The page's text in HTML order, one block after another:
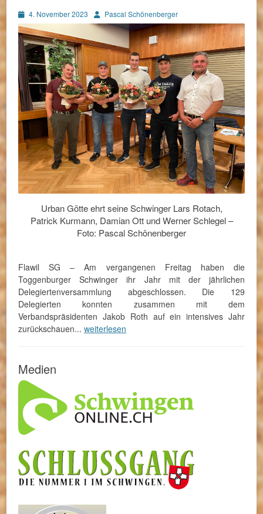
Posted
on
4. November 2023 AutorPascal Schönenberger
Urban Götte ehrt seine Schwinger Lars Rotach,
Patrick Kurmann, Damian Ott und Werner Schlegel –
Foto: Pascal Schönenberger
Flawil SG – Am vergangenen Freitag haben die
Toggenburger Schwinger ihr Jahr mit der jährlichen
Delegiertenversammlung abgeschlossen. Die 129
Delegierten konnten zusammen mit dem
Verbandspräsidenten Jakob Roth auf ein intensives Jahr
zurückschauen...weiterlesen
Medien